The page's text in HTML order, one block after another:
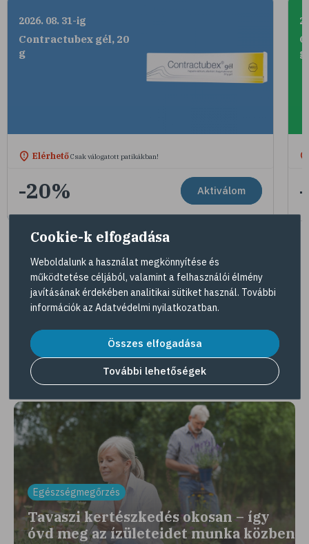
2026. 08. 31-ig
Contractubex gél, 20
g
ElérhetőCsak válogatott patikákban!
-20% Aktiválom
Tovább az összes kuponra
Gyöngy Patika Magazin
Érdekességek, interjúk, egészséges élet
Egészségmegőrzés
Tavaszi kertészkedés okosan – így
óvd meg az ízületeidet munka közben
Cookie-k elfogadása
Weboldalunk a használat megkönnyítése és
működtetése céljából, valamint a felhasználói élmény
javításának érdekében analitikai sütiket használ. További
információk az Adatvédelmi nyilatkozatban.
Összes elfogadása
További lehetőségek